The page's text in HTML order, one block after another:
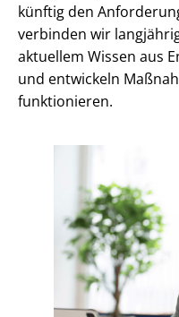
künftig den
verbinden wir
aktuellem Wissen aus
und entwickeln
funktionieren.